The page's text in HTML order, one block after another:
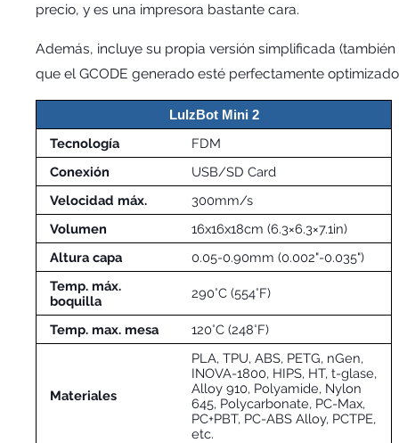
precio, y es una impresora bastante cara.
Además, incluye su propia versión simplificada
que el GCODE generado esté perfectamente
LulzBot Mini 2
Tecnología
FDM
Conexión
USB/SD Card
Velocidad máx.
300mm/s
Volumen
16x16x18cm (6.3×6.3×7.1in)
Altura capa
0.05-0.90mm (0.002"-0.035")
Temp. máx.
boquilla
290°C (554°F)
Temp. max. mesa 120°C (248°F)
Materiales
PLA, TPU, ABS, PETG, nGen,
INOVA-1800, HIPS, HT, t-glase,
Alloy 910, Polyamide, Nylon
645, Polycarbonate, PC-Max,
PC+PBT, PC-ABS Alloy, PCTPE,
etc.